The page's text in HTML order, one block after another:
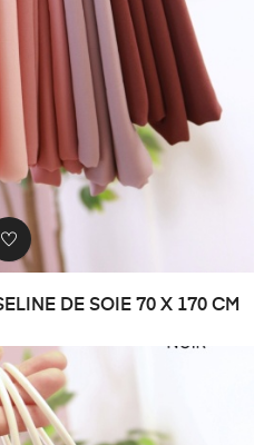
DE SOIE 70 X 170 CM